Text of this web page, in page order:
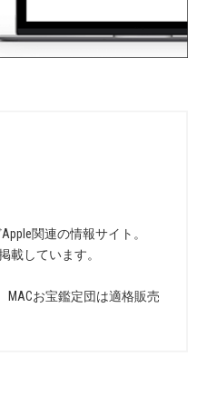
関連の情報サイト。
載しています。
MACお宝鑑定団は適格販売